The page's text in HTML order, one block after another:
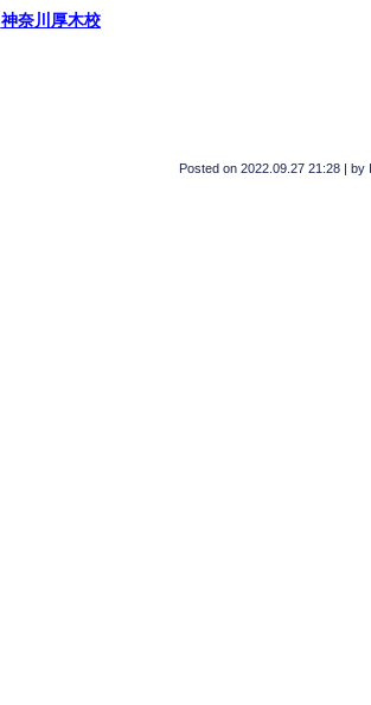
神奈川厚木校
Posted on 2022.09.27 21:28 by